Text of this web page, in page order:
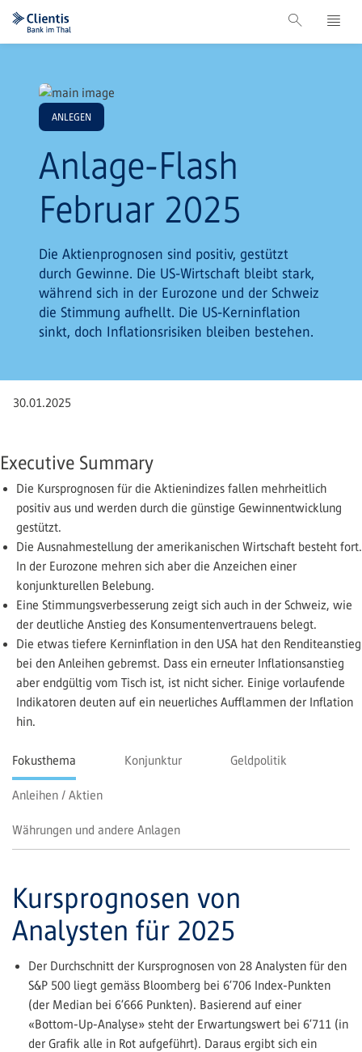
ANLEGEN
Anlage-Flash
Februar 2025
Die Aktienprognosen sind positiv, gestützt
durch Gewinne. Die US-Wirtschaft bleibt stark,
während sich in der Eurozone und der Schweiz
die Stimmung aufhellt. Die US-Kerninflation
sinkt, doch Inflationsrisiken bleiben bestehen.
30.01.2025
Executive Summary
Die Kursprognosen für die Aktienindizes fallen mehrheitlich
positiv aus und werden durch die günstige Gewinnentwicklung
gestützt.
Die Ausnahmestellung der amerikanischen Wirtschaft besteht fort.
In der Eurozone mehren sich aber die Anzeichen einer
konjunkturellen Belebung.
Eine Stimmungsverbesserung zeigt sich auch in der Schweiz, wie
der deutliche Anstieg des Konsumentenvertrauens belegt.
Die etwas tiefere Kerninflation in den USA hat den Renditeanstieg
bei den Anleihen gebremst. Dass ein erneuter Inflationsanstieg
aber endgültig vom Tisch ist, ist nicht sicher. Einige vorlaufende
Indikatoren deuten auf ein neuerliches Aufflammen der Inflation
hin.
Fokusthema Konjunktur Geldpolitik
Anleihen / Aktien
Währungen und andere Anlagen
Kursprognosen von
Analysten für 2025
Der Durchschnitt der Kursprognosen von 28 Analysten für den
S&P 500 liegt gemäss Bloomberg bei 6’706 Index-Punkten
(der Median bei 6’666 Punkten). Basierend auf einer
«Bottom-Up-­Analyse» steht der Erwartungswert bei 6’711 (in
der Grafik alle in Rot aufgeführt). Daraus ergibt sich ein